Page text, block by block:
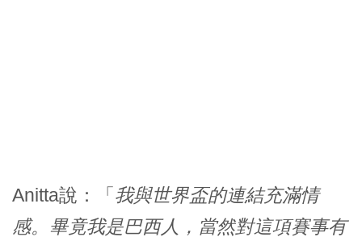
Anitta說：「 我與世界盃的連結充滿情
感。畢竟我是巴西人，當然對這項賽事有